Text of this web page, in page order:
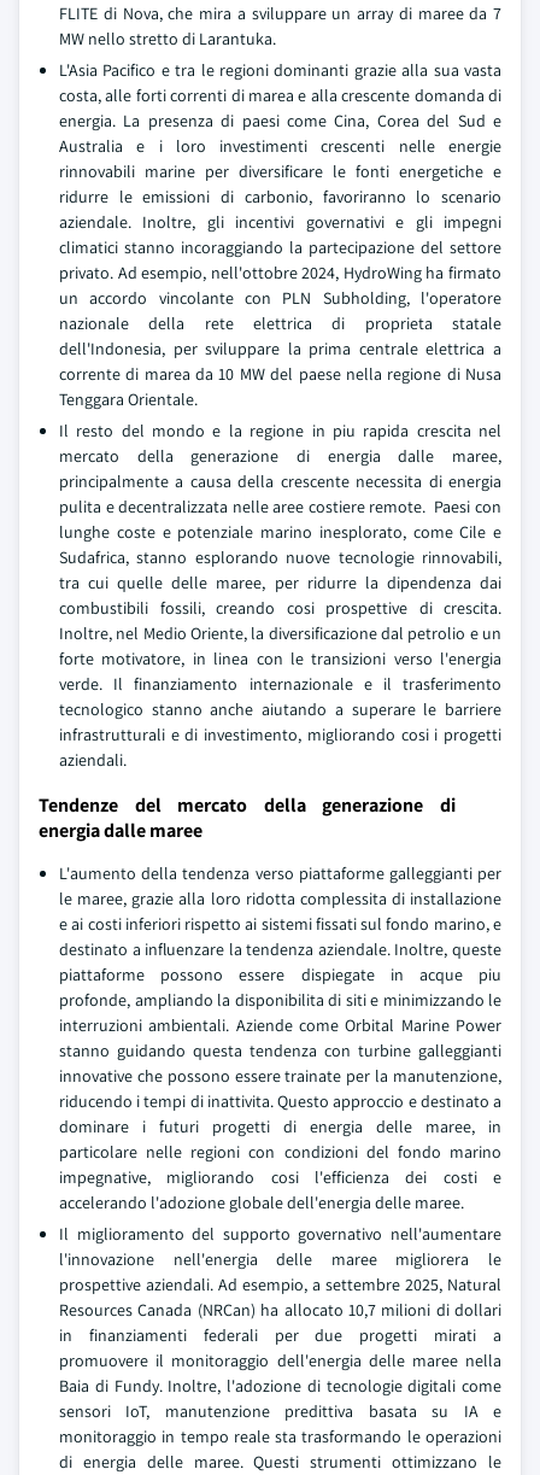
FLITE di Nova, che mira a sviluppare un array di maree da 7
MW nello stretto di Larantuka.
L'Asia Pacifico e tra le regioni dominanti grazie alla sua vasta
costa, alle forti correnti di marea e alla crescente domanda di
energia. La presenza di paesi come Cina, Corea del Sud e
Australia e i loro investimenti crescenti nelle energie
rinnovabili marine per diversificare le fonti energetiche e
ridurre le emissioni di carbonio, favoriranno lo scenario
aziendale. Inoltre, gli incentivi governativi e gli impegni
climatici stanno incoraggiando la partecipazione del settore
privato. Ad esempio, nell'ottobre 2024, HydroWing ha firmato
un accordo vincolante con PLN Subholding, l'operatore
nazionale della rete elettrica di proprieta statale
dell'Indonesia, per sviluppare la prima centrale elettrica a
corrente di marea da 10 MW del paese nella regione di Nusa
Tenggara Orientale.
Il resto del mondo e la regione in piu rapida crescita nel
mercato della generazione di energia dalle maree,
principalmente a causa della crescente necessita di energia
pulita e decentralizzata nelle aree costiere remote. Paesi con
lunghe coste e potenziale marino inesplorato, come Cile e
Sudafrica, stanno esplorando nuove tecnologie rinnovabili,
tra cui quelle delle maree, per ridurre la dipendenza dai
combustibili fossili, creando cosi prospettive di crescita.
Inoltre, nel Medio Oriente, la diversificazione dal petrolio e un
forte motivatore, in linea con le transizioni verso l'energia
verde. Il finanziamento internazionale e il trasferimento
tecnologico stanno anche aiutando a superare le barriere
infrastrutturali e di investimento, migliorando cosi i progetti
aziendali.
Tendenze del mercato della generazione di
energia dalle maree
L'aumento della tendenza verso piattaforme galleggianti per
le maree, grazie alla loro ridotta complessita di installazione
e ai costi inferiori rispetto ai sistemi fissati sul fondo marino, e
destinato a influenzare la tendenza aziendale. Inoltre, queste
piattaforme possono essere dispiegate in acque piu
profonde, ampliando la disponibilita di siti e minimizzando le
interruzioni ambientali. Aziende come Orbital Marine Power
stanno guidando questa tendenza con turbine galleggianti
innovative che possono essere trainate per la manutenzione,
riducendo i tempi di inattivita. Questo approccio e destinato a
dominare i futuri progetti di energia delle maree, in
particolare nelle regioni con condizioni del fondo marino
impegnative, migliorando cosi l'efficienza dei costi e
accelerando l'adozione globale dell'energia delle maree.
Il miglioramento del supporto governativo nell'aumentare
l'innovazione nell'energia delle maree migliorera le
prospettive aziendali. Ad esempio, a settembre 2025, Natural
Resources Canada (NRCan) ha allocato 10,7 milioni di dollari
in finanziamenti federali per due progetti mirati a
promuovere il monitoraggio dell'energia delle maree nella
Baia di Fundy. Inoltre, l'adozione di tecnologie digitali come
sensori IoT, manutenzione predittiva basata su IA e
monitoraggio in tempo reale sta trasformando le operazioni
di energia delle maree. Questi strumenti ottimizzano le